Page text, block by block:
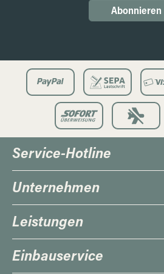
Abonnieren
Service-Hotline
Unternehmen
Leistungen
Einbauservice